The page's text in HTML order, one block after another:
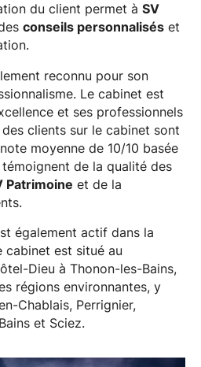
du client permet à SV
conseils personnaliséset
reconnu pour son
Le cabinet est
et ses professionnels
clients sur le cabinet sont
moyenne de 10/10 basée
de la qualité des
Patrimoine et de la
également actif dans la
cabinet est situé au
Dieu à Thonon-les-Bains,
régions environnantes, y
Chablais, Perrignier,
et Sciez.